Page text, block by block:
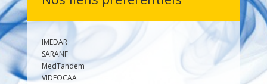
IMEDAR
SARANF
MedTandem
VIDEOCAA